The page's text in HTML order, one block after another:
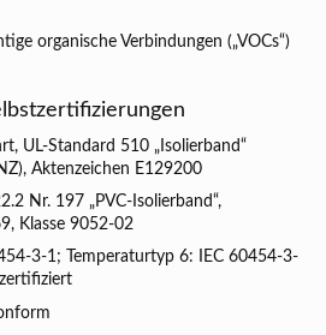
organische Verbindungen („VOCs“)
UL-Standard 510 „Isolierband“
Aktenzeichen E129200
Nr. 197 „PVC-Isolierband“,
Klasse 9052-02
3-1; Temperaturtyp 6: IEC 60454-3-